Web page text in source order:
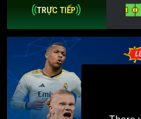
TRỰC TIẾP